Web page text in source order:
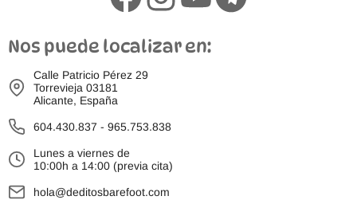
Nos puede localizar en:
Calle Patricio Pérez 29
Torrevieja 03181
Alicante, España
604.430.837 - 965.753.838
Lunes a viernes de
10:00h a 14:00 (previa cita)
hola@deditosbarefoot.com